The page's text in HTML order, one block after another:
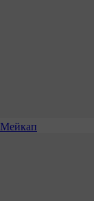
Мейкап